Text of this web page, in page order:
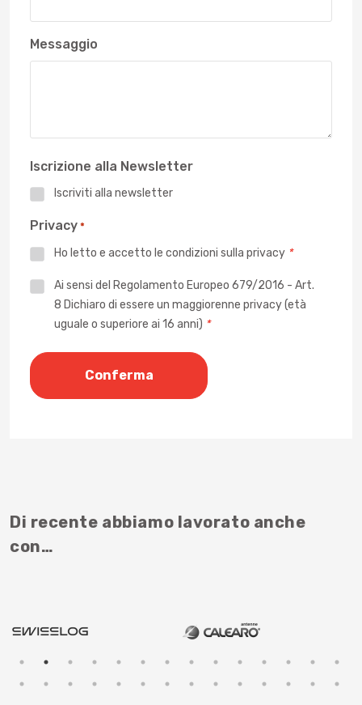
Messaggio
Iscrizione alla Newsletter
Iscriviti alla newsletter
Privacy *
Ho letto e accetto le condizioni sulla privacy *
PrivacyAi sensi del Regolamento Europeo 679/2016 - Art.
8 Dichiaro di essere un maggiorenne privacy (età
uguale o superiore ai 16 anni) *
Di recente abbiamo lavorato anche
con…